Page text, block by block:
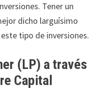
Tener un
dicho larguísimo
tipo de inversiones.
(LP) a través
Capital